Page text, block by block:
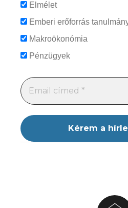
Elmélet
Emberi erőforrás
Makroökonómia
Pénzügyek